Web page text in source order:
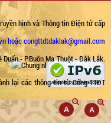
hình và Thông tin Điện tử cấp
- P.Buôn Ma Thuột - Đắk Lắk.
hoặc congttdtdaklak@gmail.com
lại các thông tin từ Cổng TTĐT